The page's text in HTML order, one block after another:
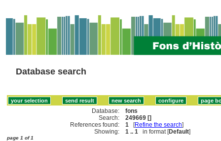
Database search
Database:
fons
Search:
249669 []
References found:
1 [Refine the search]
Showing:
1 .. 1 in format [Default]
page 1 of 1